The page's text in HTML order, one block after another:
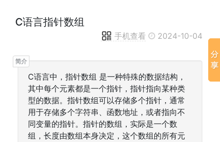
C语言指针数组
手机查看 2024-10-04
C语言中，指针数组 是一种特殊的数据结构，
其中每个元素都是一个指针，指针指向某种类
型的数据。指针数组可以存储多个指针，通常
用于存储多个字符串、函数地址，或者指向不
同变量的指针。指针的数组，实际是一个数
组，长度由数组本身决定，这个数组的所有元